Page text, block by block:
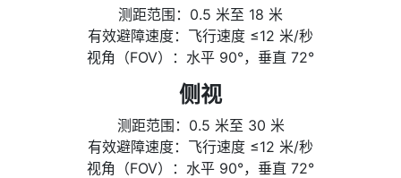
测距范围：0.5 米至 18 米
有效避障速度：飞行速度 ≤12 米/秒
视角（FOV）：水平 90°，垂直 72°
侧视
测距范围：0.5 米至 30 米
有效避障速度：飞行速度 ≤12 米/秒
视角（FOV）：水平 90°，垂直 72°